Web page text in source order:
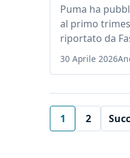
Puma ha
al primo
riportato da
30 Aprile 2026
1 2